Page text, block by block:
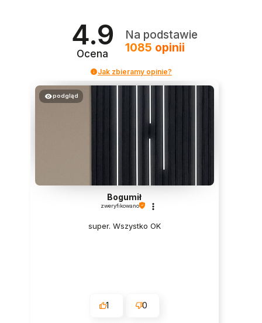
4.9
Ocena
Na podstawie
1085 opinii
Jak zbieramy opinie?
podgląd
Bogumił
zweryfikowano
super. Wszystko OK
1 0